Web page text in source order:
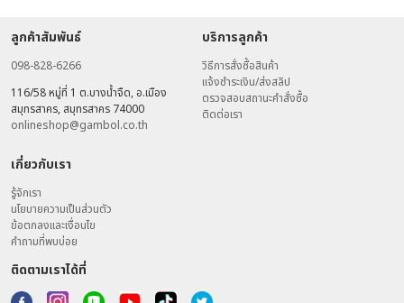
ลูกค้าสัมพันธ์
098-828-6266
116/58 หมู่ที่ 1 ต.บางน้ำจืด, อ.เมือง
สมุทรสาคร, สมุทรสาคร 74000
onlineshop@gambol.co.th
บริการลูกค้า
วิธีการสั่งซื้อสินค้า
แจ้งชำระเงิน/ส่งสลิป
ตรวจสอบสถานะคำสั่งซื้อ
ติดต่อเรา
เกี่ยวกับเรา
รู้จักเรา
นโยบายความเป็นส่วนตัว
ข้อตกลงและเงื่อนไข
คำถามที่พบบ่อย
ติดตามเราได้ที่